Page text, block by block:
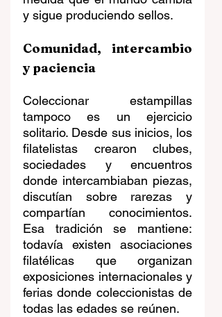
y sigue produciendo sellos.
Comunidad, intercambio
y paciencia
Coleccionar estampillas
tampoco es un ejercicio
solitario. Desde sus inicios, los
filatelistas crearon clubes,
sociedades y encuentros
donde intercambiaban piezas,
discutían sobre rarezas y
compartían conocimientos.
Esa tradición se mantiene:
todavía existen asociaciones
filatélicas que organizan
exposiciones internacionales y
ferias donde coleccionistas de
todas las edades se reúnen.